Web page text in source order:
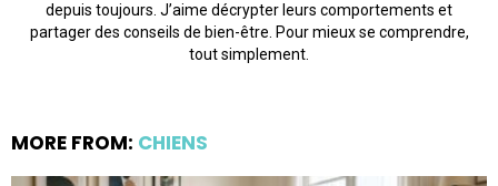
depuis toujours. J’aime décrypter leurs comportements et
partager des conseils de bien-être. Pour mieux se comprendre,
tout simplement.
MORE FROM: CHIENS